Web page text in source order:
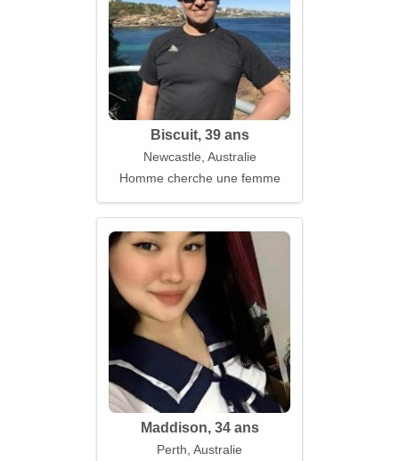
Biscuit, 39 ans
Newcastle, Australie
Homme cherche une femme
Maddison, 34 ans
Perth, Australie